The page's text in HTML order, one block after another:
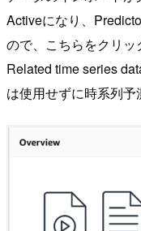
Activeになり、
ので、こちらをクリ
Related time series
は使用せずに時系列